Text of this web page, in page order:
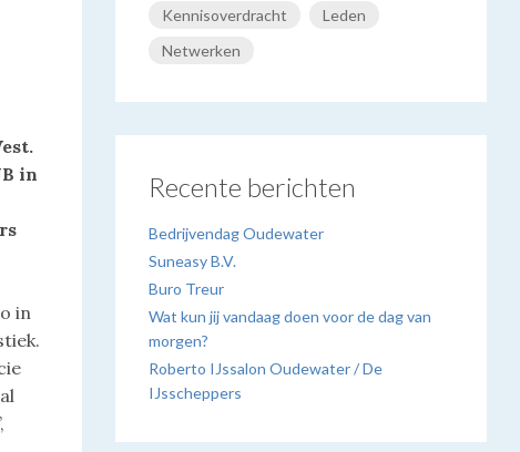
in
in
Kennisoverdracht
Leden
Netwerken
Recente berichten
Bedrijvendag Oudewater
Suneasy B.V.
Buro Treur
Wat kun jij vandaag doen voor de dag van
morgen?
Roberto IJssalon Oudewater / De
IJsscheppers